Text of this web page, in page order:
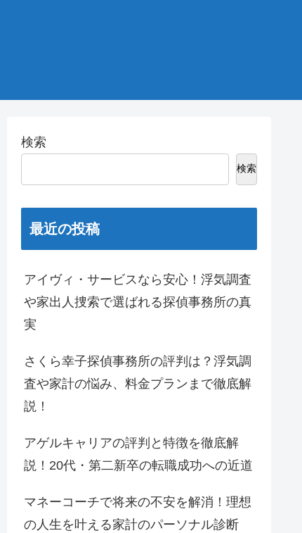
検索
検索
最近の投稿
アイヴィ・サービスなら安心！浮気調査
や家出人捜索で選ばれる探偵事務所の真
実
さくら幸子探偵事務所の評判は？浮気調
査や家計の悩み、料金プランまで徹底解
説！
アゲルキャリアの評判と特徴を徹底解
説！20代・第二新卒の転職成功への近道
マネーコーチで将来の不安を解消！理想
の人生を叶える家計のパーソナル診断